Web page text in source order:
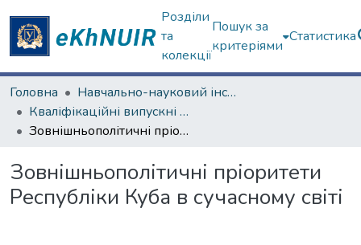
Розділи
та
колекції
Пошук за
критеріями
Статистика
Головна
Навчально-науковий інститут "Каразінський інститут міжнародних відносин та туристичного бізнесу"
Кваліфікаційні випускні роботи бакалаврів. Навчально-науковий інститут "Каразінський інститут міжнародних відносин та туристичного бізнесу"
Зовнішньополітичні пріоритети Республіки Куба в сучасному світі
Зовнішньополітичні пріоритети
Республіки Куба в сучасному світі